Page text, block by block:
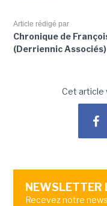
Article rédigé par
Chronique de
(Derriennic Associés)
Cet article
NEWSLETTER
Recevez notre